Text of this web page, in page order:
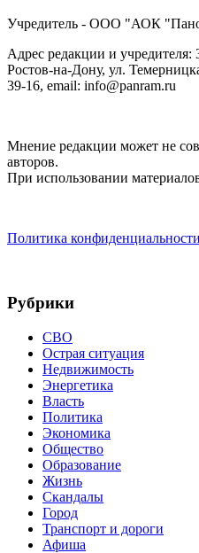
Учредитель - ООО "АОК
Адрес редакции и учредителя:
Ростов-на-Дону, ул.
39-16, email: info@panram.ru
Мнение редакции может не
авторов.
При использовании
Политика конфиденциальности
Рубрики
СВО
Острая ситуация
Недвижимость
Энергетика
Власть
Политика
Экономика
Общество
Образование
Жизнь
Скандалы
Город
Транспорт и дороги
Афиша